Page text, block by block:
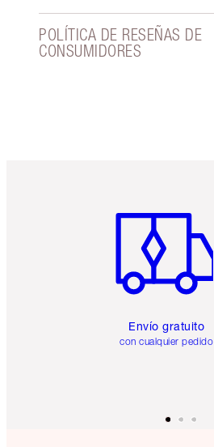
POLÍTICA DE RESEÑAS DE
CONSUMIDORES
Envío gratuito
con cualquier pedido